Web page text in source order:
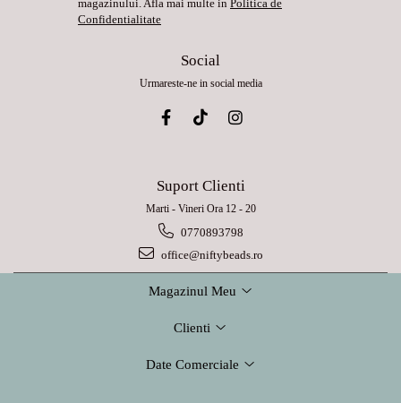
magazinului. Afla mai multe in Politica de
Confidentialitate
Social
Urmareste-ne in social media
Suport Clienti
Marti - Vineri Ora 12 - 20
0770893798
office@niftybeads.ro
Magazinul Meu
Clienti
Date Comerciale